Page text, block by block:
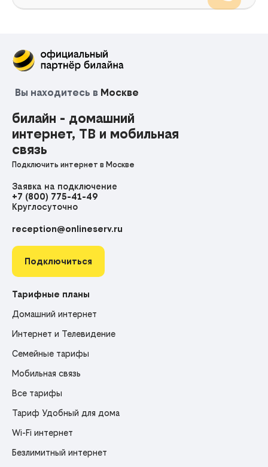
Вы находитесь в Москве
билайн - домашний
интернет, ТВ и мобильная
связь
Подключить интернет в Москве
Заявка на подключение
+7 (800) 775-41-49
Круглосуточно
reception@onlineserv.ru
Подключиться
Тарифные планы
Домашний интернет
Интернет и Телевидение
Семейные тарифы
Мобильная связь
Все тарифы
Тариф Удобный для дома
Wi-Fi интернет
Безлимитный интернет